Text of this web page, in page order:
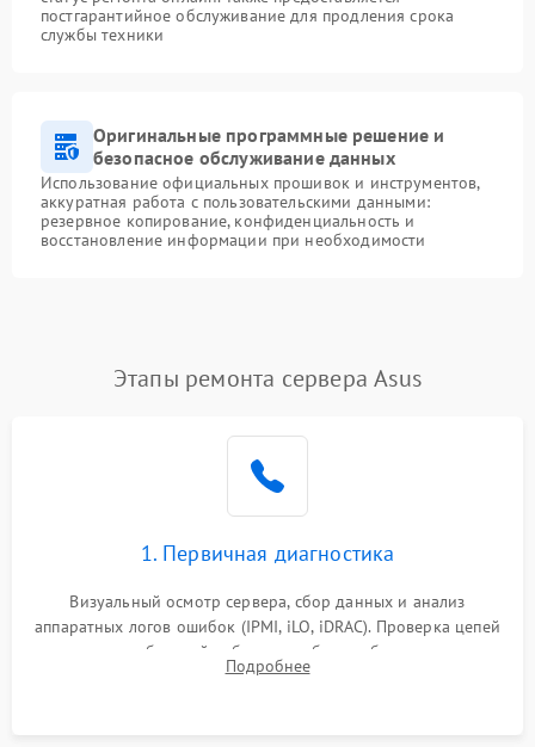
постгарантийное обслуживание для продления срока
службы техники
Оригинальные программные решение и
безопасное обслуживание данных
Использование официальных прошивок и инструментов,
аккуратная работа с пользовательскими данными:
резервное копирование, конфиденциальность и
восстановление информации при необходимости
Этапы ремонта сервера Asus
1. Первичная диагностика
Визуальный осмотр сервера, сбор данных и анализ
аппаратных логов ошибок (IPMI, iLO, iDRAC). Проверка цепей
питания и базовой работоспособности без вскрытия
корпуса для быстрой локализации сбоя.
Подробнее